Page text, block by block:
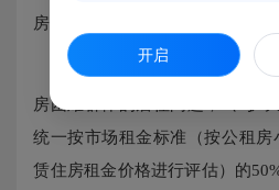
房保障；3、实行3年过渡期；4、
第二部分：保障方式。1、按
房困难群体的居住问题；2、扩
统一按市场租金标准（按公租房
赁住房租金价格进行评估）的
开启